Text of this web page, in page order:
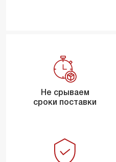
Не срываем
сроки поставки